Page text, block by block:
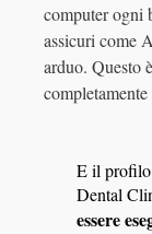
computer ogni
assicuri come
arduo. Questo
E il profilo
Dental
essere